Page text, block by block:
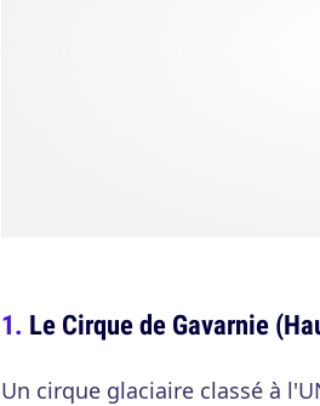
Le Cirque de Gavarnie
Un cirque glaciaire classé à